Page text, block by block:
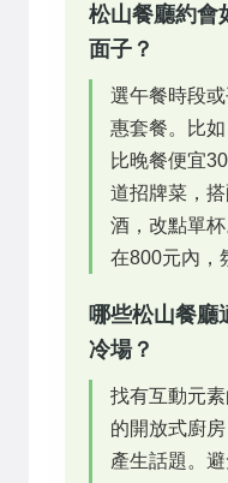
松山餐廳約會
面子？
選午餐時段
惠套餐。比
比晚餐便宜
道招牌菜，
酒，改點單
在800元內，
哪些松山餐廳
冷場？
找有互動元素
的開放式廚
產生話題。